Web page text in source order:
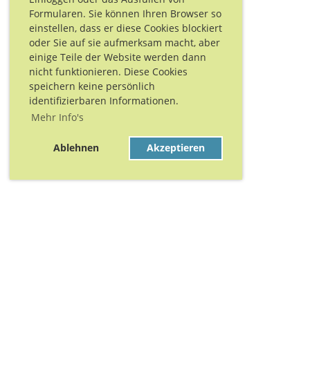
Formularen. Sie können Ihren Browser so
einstellen, dass er diese Cookies blockiert
oder Sie auf sie aufmerksam macht, aber
einige Teile der Website werden dann
nicht funktionieren. Diese Cookies
speichern keine persönlich
identifizierbaren Informationen.
Mehr Info's
Ablehnen Akzeptieren